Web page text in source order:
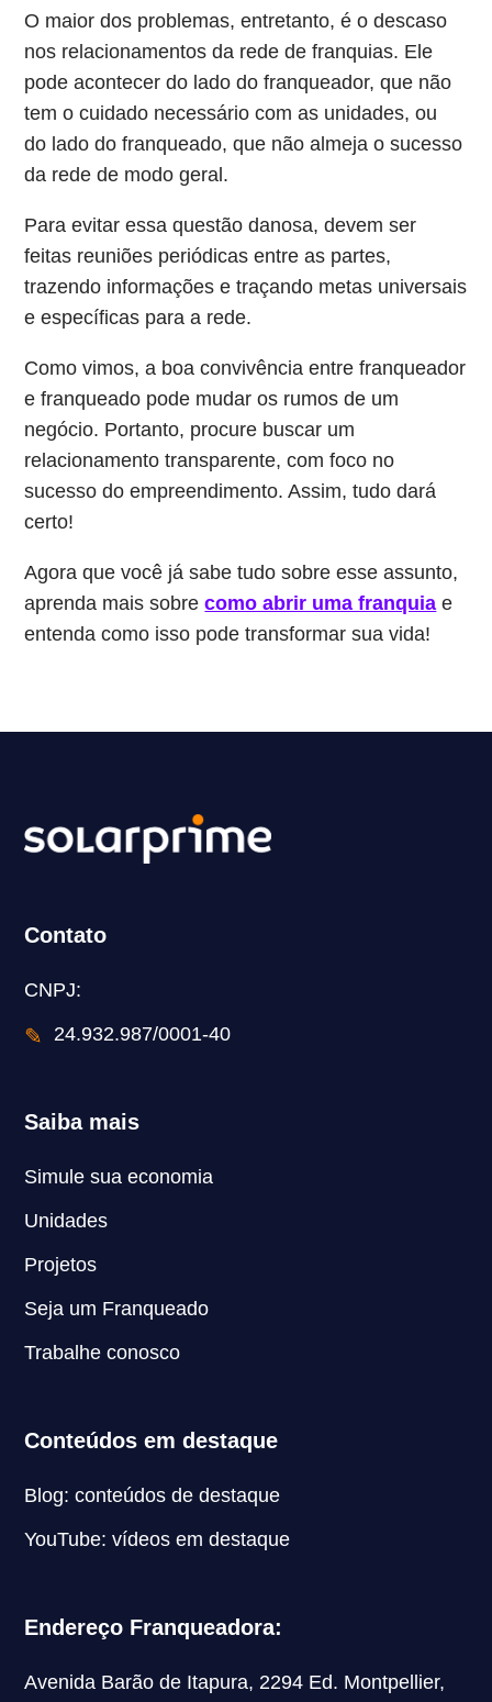
O maior dos problemas, entretanto, é o descaso
nos relacionamentos da rede de franquias. Ele
pode acontecer do lado do franqueador, que não
tem o cuidado necessário com as unidades, ou
do lado do franqueado, que não almeja o sucesso
da rede de modo geral.
Para evitar essa questão danosa, devem ser
feitas reuniões periódicas entre as partes,
trazendo informações e traçando metas universais
e específicas para a rede.
Como vimos, a boa convivência entre franqueador
e franqueado pode mudar os rumos de um
negócio. Portanto, procure buscar um
relacionamento transparente, com foco no
sucesso do empreendimento. Assim, tudo dará
certo!
Agora que você já sabe tudo sobre esse assunto,
aprenda mais sobrecomo abrir uma franquia e
entenda como isso pode transformar sua vida!
Contato
CNPJ:
✎
24.932.987/0001-40
Saiba mais
Simule sua economia
Unidades
Projetos
Seja um Franqueado
Trabalhe conosco
Conteúdos em destaque
Blog: conteúdos de destaque
YouTube: vídeos em destaque
Endereço Franqueadora:
Avenida Barão de Itapura, 2294 Ed. Montpellier,